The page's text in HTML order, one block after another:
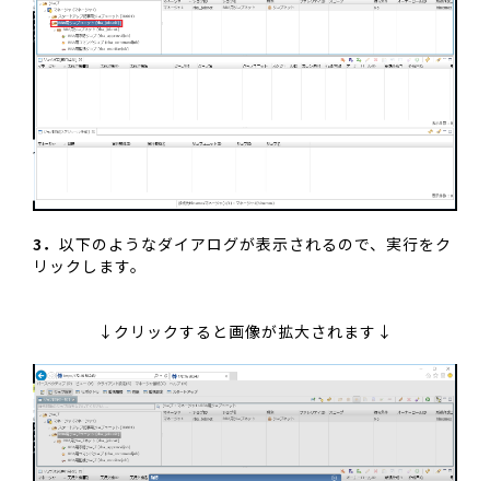
3． 以下のようなダイアログが表示されるので、実行をク
リックします。
↓クリックすると画像が拡大されます↓